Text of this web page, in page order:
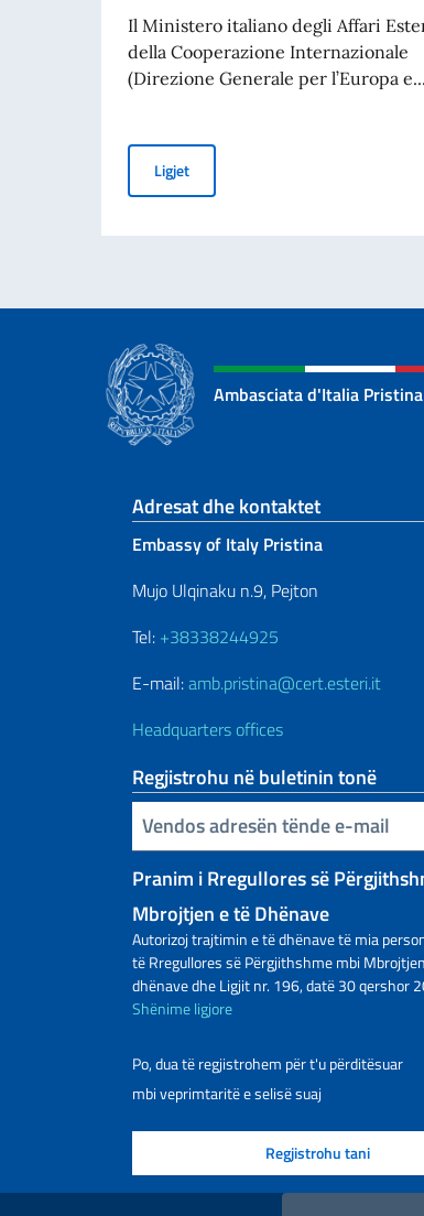
Il Ministero italiano degli Affari
della Cooperazione Internazionale
(Direzione Generale per l’Europa e...
LigjetBANDO BALCANI 2026: Avviso
Ambasciata d'Italia Pristina
Footer section
Adresat dhe kontaktet
Embassy of Italy Pristina
Mujo Ulqinaku n.9, Pejton
Tel: +38338244925
E-mail:amb.pristina@cert.esteri.it
Headquarters offices
Regjistrohu në buletinin tonë
Inserisci la tua email
Pranim i Rregullores së
Mbrojtjen e të Dhënave
Autorizoj trajtimin e të dhënave të mia
të Rregullores së Përgjithshme mbi
dhënave dhe Ligjit nr. 196, datë 30 qershor
Shënime ligjore
Po, dua të regjistrohem për t'u përditësuar
mbi veprimtaritë e selisë suaj